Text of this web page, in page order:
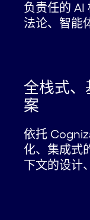
负责任的 AI
法论、智能
全栈式、
案
依托
化、集成式
下文的设计